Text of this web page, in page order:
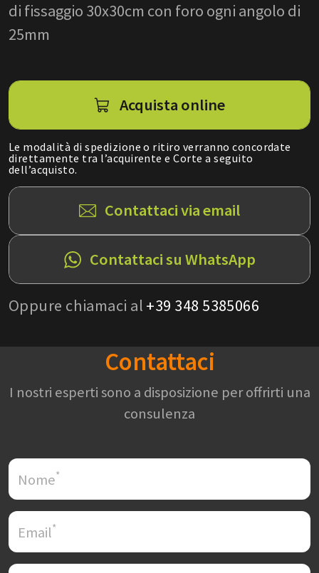
di fissaggio 30x30cm con foro ogni angolo di
25mm
Acquista online
Le modalità di spedizione o ritiro verranno concordate
direttamente tra l’acquirente e Corte a seguito
dell’acquisto.
Contattaci via email
Contattaci su WhatsApp
Oppure chiamaci al +39 348 5385066
Contattaci
I nostri esperti sono a disposizione per offrirti una
consulenza
Nome*
Email*